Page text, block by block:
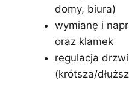
domy, biura)
wymianę i
oraz klamek
regulacja
(krótsza/